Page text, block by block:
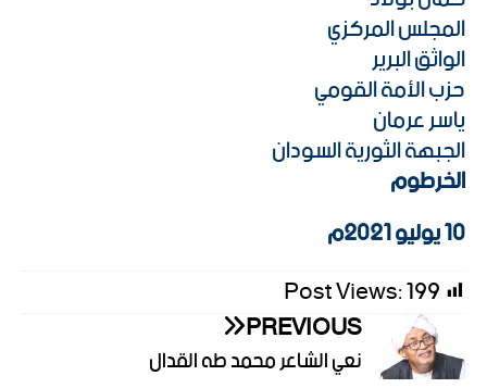
المجلس المركزي
الواثق البرير
حزب الأمة القومي
ياسر عرمان
الجبهة الثورية السودان
الخرطوم
10 يوليو 2021م
Post Views:199
PREVIOUS
نعي الشاعر محمد طه القدال